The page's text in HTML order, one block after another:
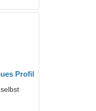
Profil